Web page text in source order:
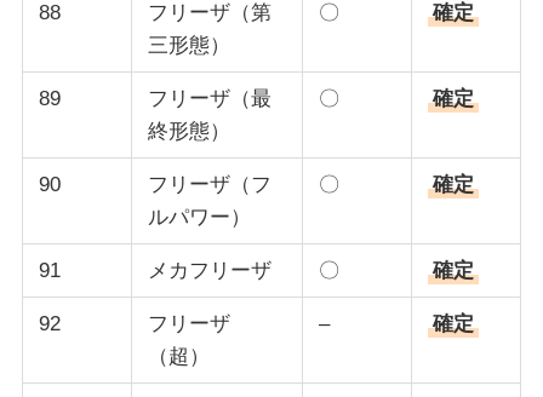
88
フリーザ（第
三形態）
〇 確定
89
フリーザ（最
終形態）
〇 確定
90
フリーザ（フ
ルパワー）
〇 確定
91 メカフリーザ 〇 確定
92
フリーザ
（超）
– 確定